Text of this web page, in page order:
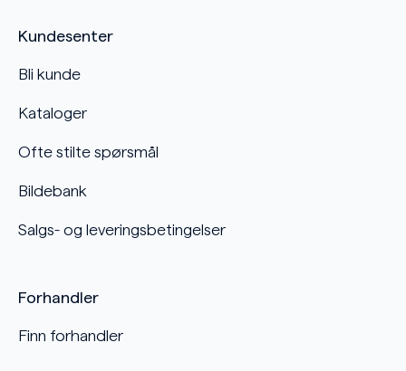
Kundesenter
Bli kunde
Kataloger
Ofte stilte spørsmål
Bildebank
Salgs- og leveringsbetingelser
Forhandler
Finn forhandler